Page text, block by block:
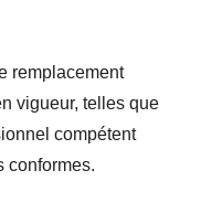
remplacement
vigueur, telles que
compétent
conformes.